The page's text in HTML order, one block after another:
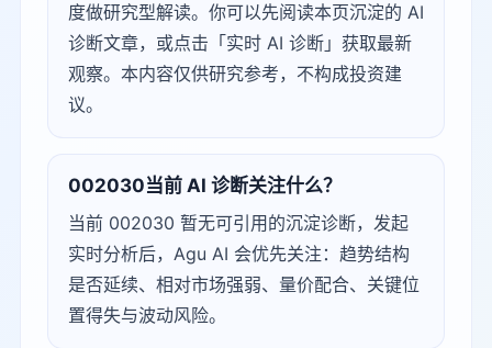
度做研究型解读。你可以先阅读本页沉淀的 AI
诊断文章，或点击「实时 AI 诊断」获取最新
观察。本内容仅供研究参考，不构成投资建
议。
002030当前 AI 诊断关注什么？
当前 002030 暂无可引用的沉淀诊断，发起
实时分析后，Agu AI 会优先关注：趋势结构
是否延续、相对市场强弱、量价配合、关键位
置得失与波动风险。